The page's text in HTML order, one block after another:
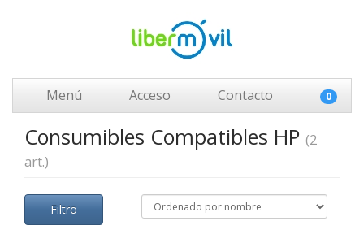
Menú Acceso Contacto 0
Consumibles Compatibles HP (2
art.)
Filtro